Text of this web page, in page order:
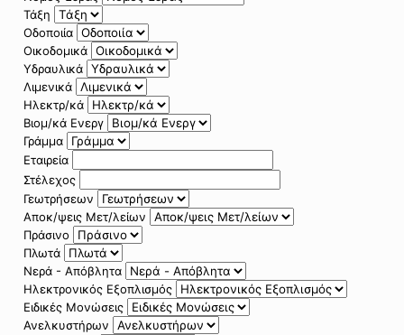
Τάξη
Οδοποιία
Οικοδομικά
Υδραυλικά
Λιμενικά
Ηλεκτρ/κά
Βιομ/κά Ενεργ
Γράμμα
Εταιρεία
Στέλεχος
Γεωτρήσεων
Αποκ/ψεις Μετ/λείων
Πράσινο
Πλωτά
Νερά - Απόβλητα
Ηλεκτρονικός Εξοπλισμός
Ειδικές Μονώσεις
Ανελκυστήρων